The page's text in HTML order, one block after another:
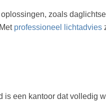
zoals
professioneel lichtadvies
een kantoor dat volledig